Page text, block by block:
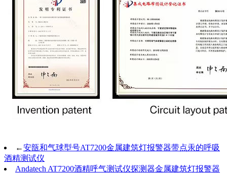
←安瓿和气球型号AT7200金属建筑灯报警器带点汞的呼吸
酒精测试仪
Andatech AT7200酒精呼气测试仪探测器金属建筑灯报警器